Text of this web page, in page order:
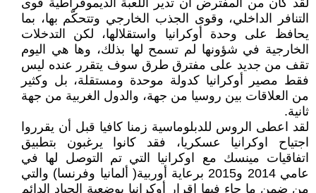
لقد كان من المفترض أن تدير اللعبة الديموقراطية قوى
التنافر الداخلي، وقوى الجذب الخارجي وتتحكّم بها، بما
يحافظ على وحدة أوكرانيا واستقلالها، لكن التدخلات
الخارجية في شؤونها لم تسمح لها بذلك، وها هي اليوم
تقف من جديد على مفترق طرق سوف يتقرر عنده ليس
فقط مصير أوكرانيا كدولة موحدة ومستقلة، بل وكثير
من العلاقات بين روسيا من جهة، والدول الغربية من جهة
ثانية.
لقد اعطى الروس للدبلوماسية زمنا كافيا قبل أن يقرروا
اجتياح اوكرانيا عسكريا، فقد كانوا يرغبون بتطبيق
اتفاقيات مينسك مع اوكرانيا التي تم التوصل لها في
عامي 2014 و2015 برعاية أوربية( ألمانيا وفرنسا) والتي
من ضمن ما جاء فيها اقرار أوكرانيا بوضعية الحياد الدائم